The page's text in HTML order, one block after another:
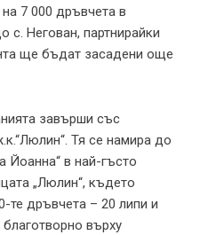
7 000 дръвчета в
с. Негован, партнирайки
ще бъдат засадени още
завърши със
Тя се намира до
Йоанна“ в най-гъсто
„Люлин“, където
те дръвчета – 20 липи и
върху